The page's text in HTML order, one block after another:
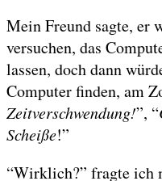
Mein Freund sagte, er
versuchen, das
lassen, doch dann
Computer finden, am
Zeitverschwendung!”, “
Scheiße!”
“Wirklich?” fragte ich